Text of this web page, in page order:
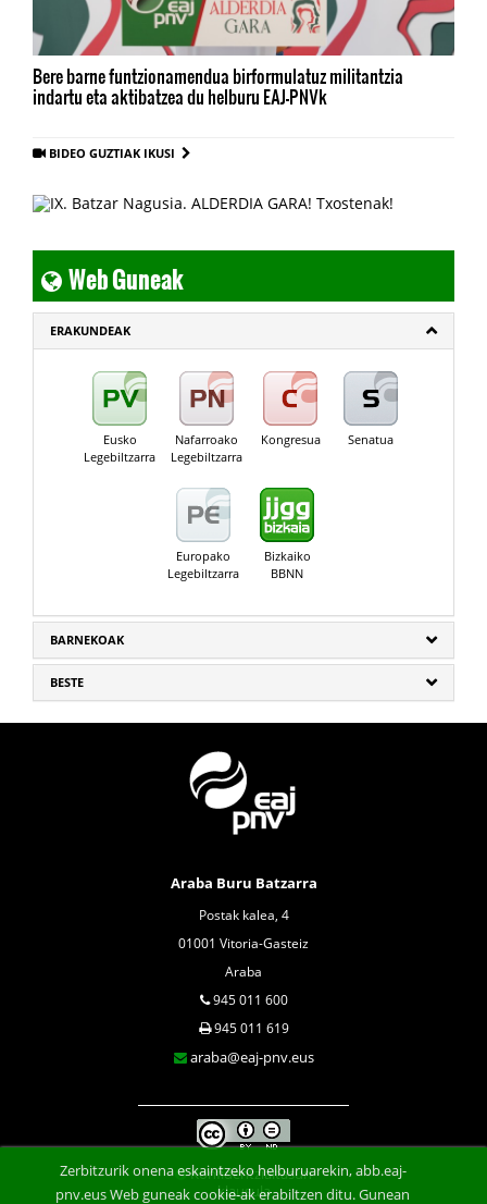
Bere barne funtzionamendua birformulatuz militantzia
indartu eta aktibatzea du helburu EAJ-PNVk
BIDEO GUZTIAK IKUSI
Web Guneak
ERAKUNDEAK
Eusko
Legebiltzarra
Nafarroako
Legebiltzarra
Kongresua Senatua
Europako
Legebiltzarra
Bizkaiko
BBNN
BARNEKOAK
BESTE
Araba Buru Batzarra
Postak kalea, 4
01001 Vitoria-Gasteiz
Araba
945 011 600
945 011 619
araba@eaj-pnv.eus
Konfidentzialtasun
klausula
Zerbitzurik onena eskaintzeko helburuarekin, abb.eaj-
pnv.eus Web guneak cookie-ak erabiltzen ditu. Gunean